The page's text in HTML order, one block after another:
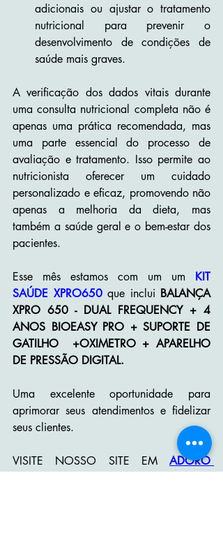
adicionais ou ajustar o tratamento
nutricional para prevenir o
desenvolvimento de condições de
saúde mais graves.
A verificação dos dados vitais durante
uma consulta nutricional completa não é
apenas uma prática recomendada, mas
uma parte essencial do processo de
avaliação e tratamento. Isso permite ao
nutricionista oferecer um cuidado
personalizado e eficaz, promovendo não
apenas a melhoria da dieta, mas
também a saúde geral e o bem-estar dos
pacientes.
Esse mês estamos com um um KIT
SAÚDE XPRO650 que inclui BALANÇA
XPRO 650 - DUAL FREQUENCY + 4
ANOS BIOEASY PRO + SUPORTE DE
GATILHO  +OXIMETRO + APARELHO
DE PRESSÃO DIGITAL.
Uma excelente oportunidade para
aprimorar seus atendimentos e fidelizar
seus clientes.
VISITE NOSSO SITE EM ADORO